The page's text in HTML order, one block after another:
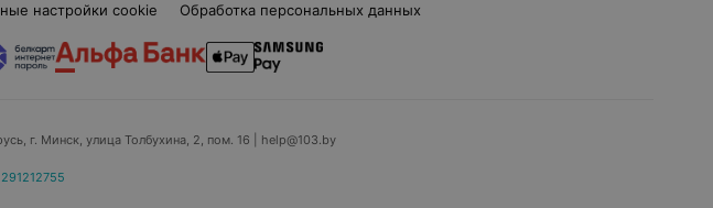
настройки cookie Обработка персональных данных
г. Минск, улица Толбухина, 2, пом. 16 | help@103.by